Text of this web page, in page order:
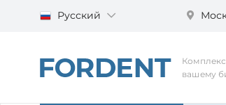
Русский
вашему